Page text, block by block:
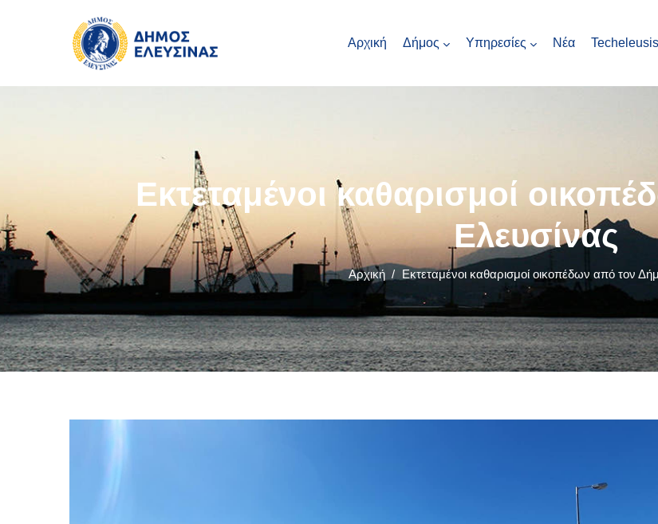
Αρχική Δήμος Υπηρεσίες Νέα Techeleusis
Εκτεταμένοι καθαρισμοί
Ελευσίνας
Αρχική / Εκτεταμένοι καθαρισμοί οικοπέδων από τον